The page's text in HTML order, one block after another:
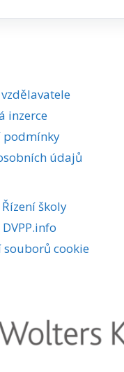
inzerce
podmínky
údajů
školy
souborů cookie